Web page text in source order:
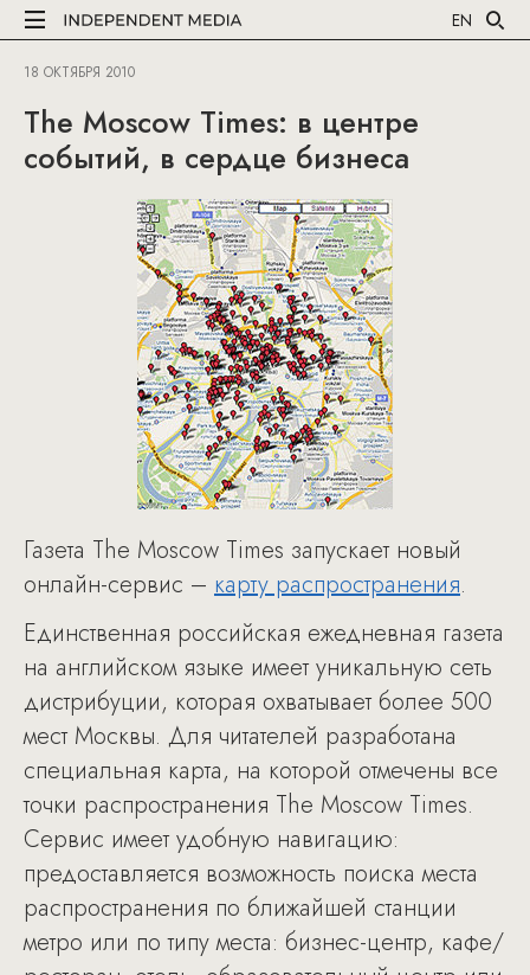
EN
18 ОКТЯБРЯ 2010
The Moscow Times: в центре
событий, в сердце бизнеса
Газета The Moscow Times запускает новый
онлайн-сервис – карту распространения.
Единственная российская ежедневная газета
на английском языке имеет уникальную сеть
дистрибуции, которая охватывает более 500
мест Москвы. Для читателей разработана
специальная карта, на которой отмечены все
точки распространения The Moscow Times.
Сервис имеет удобную навигацию:
предоставляется возможность поиска места
распространения по ближайшей станции
метро или по типу места: бизнес-центр, кафе/